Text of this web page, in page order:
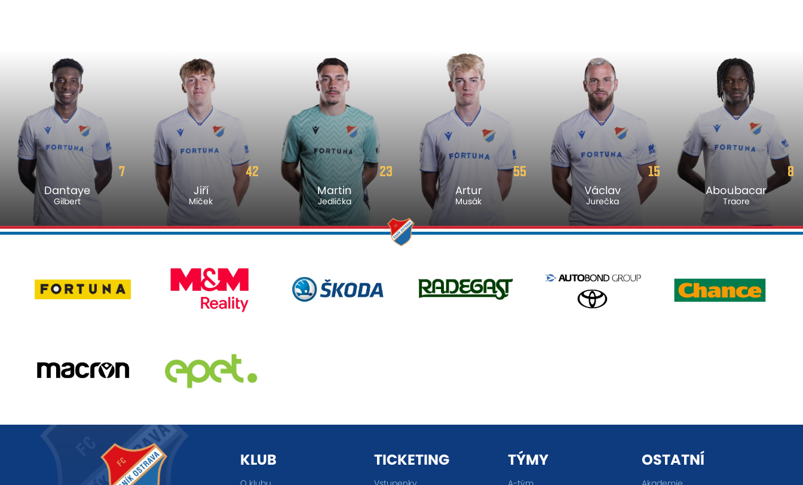
7
Dantaye
Gilbert
42
Jiří
Míček
23
Martin
Jedlička
55
Artur
Musák
15
Václav
Jurečka
8
Aboubacar
Traore
KLUB TICKETING TÝMY OSTATNÍ